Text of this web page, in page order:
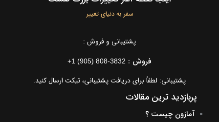
سفر به دنیای تغییر
پشتیبانی و فروش :
فروش : +1 (905) 808-3832
پشتیبانی: لطفاً برای دریافت پشتیبانی، تیکت ارسال کنید.
پربازدید ترین مقالات
آمازون چیست ؟